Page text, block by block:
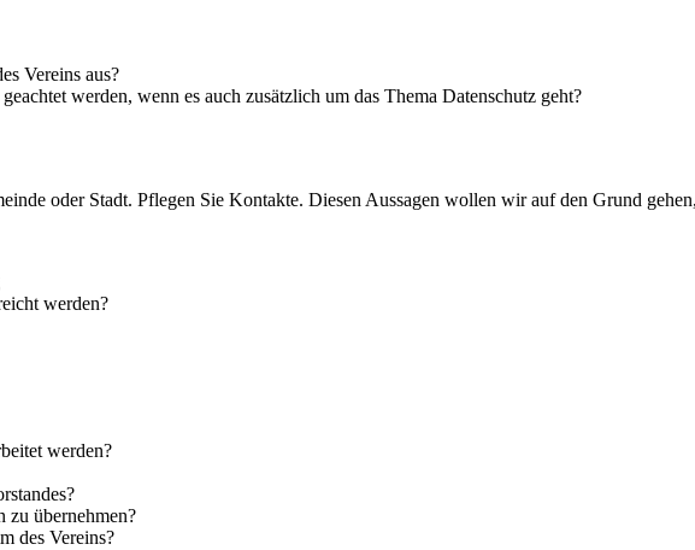
Vereins aus?
werden, wenn es auch zusätzlich um das Thema Datenschutz geht?
oder Stadt. Pflegen Sie Kontakte. Diesen Aussagen wollen wir auf den Grund
werden?
werden?
zu übernehmen?
des Vereins?